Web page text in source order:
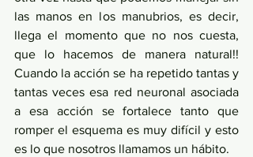
las manos en los manubrios, es decir,
llega el momento que no nos cuesta,
que lo hacemos de manera natural!!
Cuando la acción se ha repetido tantas y
tantas veces esa red neuronal asociada
a esa acción se fortalece tanto que
romper el esquema es muy difícil y esto
es lo que nosotros llamamos un hábito.